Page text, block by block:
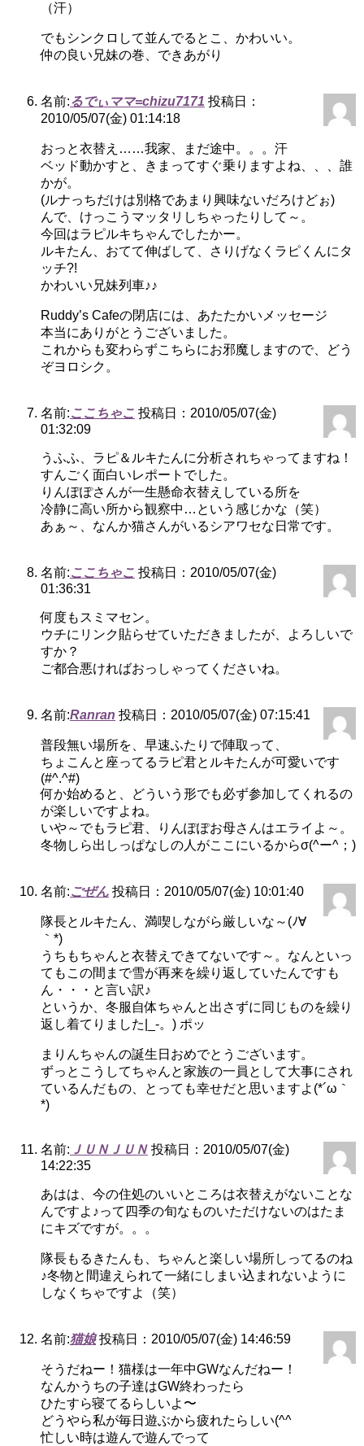
（汗）
でもシンクロして並んでるとこ、かわいい。
仲の良い兄妹の巻、できあがり
名前:るでぃママ=chizu7171 投稿日：
2010/05/07(金) 01:14:18
おっと衣替え……我家、まだ途中。。。汗
ベッド動かすと、きまってすぐ乗りますよね、、、誰
かが。
(ルナっちだけは別格であまり興味ないだろけどぉ)
んで、けっこうマッタリしちゃったりして～。
今回はラピルキちゃんでしたかー。
ルキたん、おてて伸ばして、さりげなくラピくんにタ
ッチ?!
かわいい兄妹列車♪♪
Ruddy’s Cafeの閉店には、あたたかいメッセージ
本当にありがとうございました。
これからも変わらずこちらにお邪魔しますので、どう
ぞヨロシク。
名前:ここちゃこ 投稿日：2010/05/07(金)
01:32:09
うふふ、ラピ＆ルキたんに分析されちゃってますね！
すんごく面白いレポートでした。
りんぽぽさんが一生懸命衣替えしている所を
冷静に高い所から観察中…という感じかな（笑）
あぁ～、なんか猫さんがいるシアワセな日常です。
名前:ここちゃこ 投稿日：2010/05/07(金)
01:36:31
何度もスミマセン。
ウチにリンク貼らせていただきましたが、よろしいで
すか？
ご都合悪ければおっしゃってくださいね。
名前:Ranran 投稿日：2010/05/07(金) 07:15:41
普段無い場所を、早速ふたりで陣取って、
ちょこんと座ってるラピ君とルキたんが可愛いです
(#^.^#)
何か始めると、どういう形でも必ず参加してくれるの
が楽しいですよね。
いや～でもラピ君、りんぽぽお母さんはエライよ～。
冬物しら出しっぱなしの人がここにいるからσ(^ー^；)
名前:ごぜん 投稿日：2010/05/07(金) 10:01:40
隊長とルキたん、満喫しながら厳しいな～(ﾉ∀
｀*)
うちもちゃんと衣替えできてないです～。なんといっ
てもこの間まで雪が再来を繰り返していたんですも
ん・・・と言い訳♪
というか、冬服自体ちゃんと出さずに同じものを繰り
返し着てりました|_-。) ポッ
まりんちゃんの誕生日おめでとうございます。
ずっとこうしてちゃんと家族の一員として大事にされ
ているんだもの、とっても幸せだと思いますよ(*´ω｀
*)
名前: ＪＵＮＪＵＮ 投稿日：2010/05/07(金)
14:22:35
あはは、今の住処のいいところは衣替えがないことな
んですよ♪って四季の旬なものいただけないのはたま
にキズですが。。。
隊長もるきたんも、ちゃんと楽しい場所しってるのね
♪冬物と間違えられて一緒にしまい込まれないように
しなくちゃですよ（笑）
名前:猫娘 投稿日：2010/05/07(金) 14:46:59
そうだねー！猫様は一年中GWなんだねー！
なんかうちの子達はGW終わったら
ひたすら寝てるらしいよ〜
どうやら私が毎日遊ぶから疲れたらしい(^^ゞ
忙しい時は遊んで遊んでって